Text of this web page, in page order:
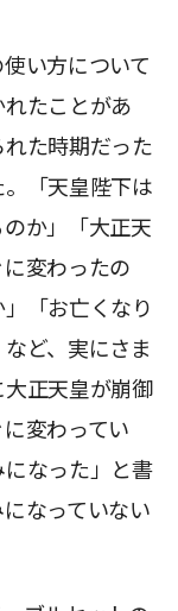
い方について
たことがあ
た時期だった
「天皇陛下は
か」「大正天
変わったの
「お亡くなり
ど、実にさま
正天皇が崩御
変わってい
なった」と書
なっていない